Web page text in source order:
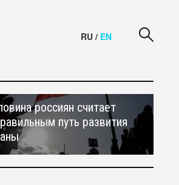
RU / EN
россиян считает
путь развития